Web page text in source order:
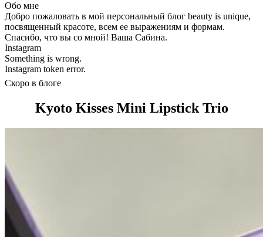
Обо мне
Добро пожаловать в мой персональный блог beauty is unique,
посвященный красоте, всем ее выражениям и формам.
Спасибо, что вы со мной! Ваша Сабина.
Instagram
Something is wrong.
Instagram token error.
Скоро в блоге
Kyoto Kisses Mini Lipstick Trio